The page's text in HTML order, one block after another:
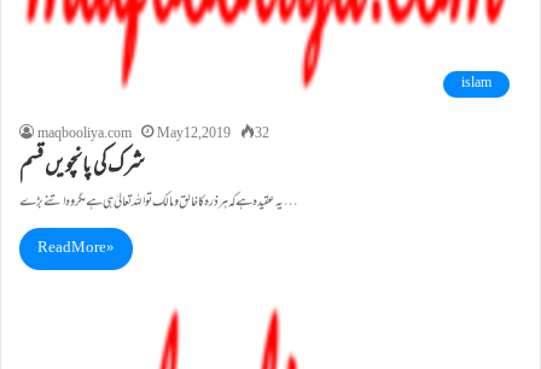
islam
maqbooliya.com
May 12, 2019 32
شرک کی پانچویں قسم
یہ عقیدہ ہے کہ ہر ذرہ کا خالق ومالک تو اللہ تعالیٰ ہی ہے مگر وہ اتنے بڑے…
Read More »